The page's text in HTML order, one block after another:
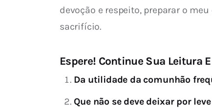
devoção e respeito, preparar o
sacrifício.
Espere! Continue Sua Leitura
Da utilidade da comunhão
Que não se deve deixar por